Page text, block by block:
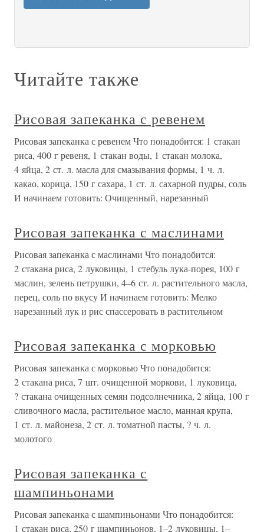
Читайте также
Рисовая запеканка с ревенем
Рисовая запеканка с ревенем Что понадобится: 1 стакан
риса, 400 г ревеня, 1 стакан воды, 1 стакан молока,
4 яйца, 2 ст. л. масла для смазывания формы, 1 ч. л.
какао, корица, 150 г сахара, 1 ст. л. сахарной пудры, соль
И начинаем готовить: Очищенный, нарезанный
Рисовая запеканка с маслинами
Рисовая запеканка с маслинами Что понадобится:
2 стакана риса, 2 луковицы, 1 стебуль лука-порея, 100 г
маслин, зелень петрушки, 4–6 ст. л. растительного масла,
перец, соль по вкусу И начинаем готовить: Мелко
нарезанный лук и рис спассеровать в растительном
Рисовая запеканка с морковью
Рисовая запеканка с морковью Что понадобится:
2 стакана риса, 7 шт. очищенной моркови, 1 луковица,
? стакана очищенных семян подсолнечника, 2 яйца, 100 г
сливочного масла, растительное масло, манная крупа,
1 ст. л. майонеза, 2 ст. л. томатной пасты, ? ч. л.
молотого
Рисовая запеканка с
шампиньонами
Рисовая запеканка с шампиньонами Что понадобится:
1 стакан риса, 250 г шампиньонов, 1–2 луковицы, 1–